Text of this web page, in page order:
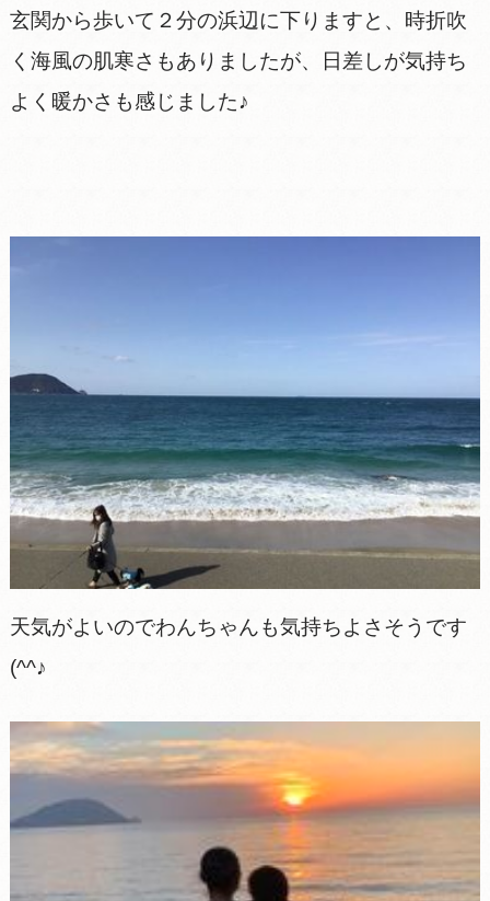
玄関から歩いて２分の浜辺に下りますと、時折吹
く海風の肌寒さもありましたが、日差しが気持ち
よく暖かさも感じました♪
天気がよいのでわんちゃんも気持ちよさそうです
(^^♪